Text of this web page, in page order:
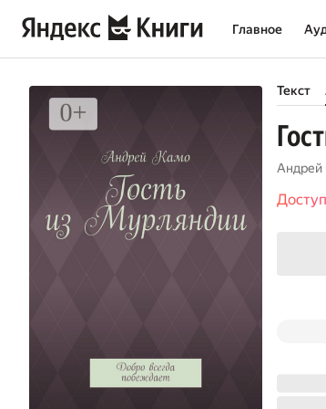
Главное
Текст
Андрей